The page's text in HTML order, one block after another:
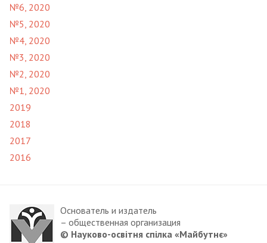
№6, 2020
№5, 2020
№4, 2020
№3, 2020
№2, 2020
№1, 2020
2019
2018
2017
2016
Основатель и издатель
– общественная организация
© Науково-освітня спілка «Майбутнє»